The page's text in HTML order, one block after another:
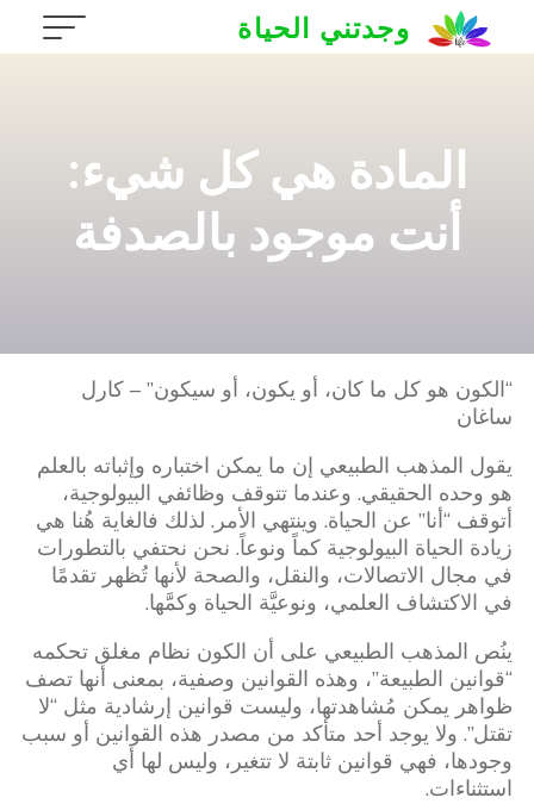
وجدتني الحياة
المادة هي كل شيء:
أنت موجود بالصدفة
“الكون هو كل ما كان، أو يكون، أو سيكون” – كارل
ساغان
يقول المذهب الطبيعي إن ما يمكن اختباره وإثباته بالعلم
هو وحده الحقيقي. وعندما تتوقف وظائفي البيولوجية،
أتوقف “أنا” عن الحياة. وينتهي الأمر. لذلك فالغاية هُنا هي
زيادة الحياة البيولوجية كماً ونوعاً. نحن نحتفي بالتطورات
في مجال الاتصالات، والنقل، والصحة لأنها تُظهر تقدمًا
في الاكتشاف العلمي، ونوعيَّة الحياة وكمَّها.
ينُص المذهب الطبيعي على أن الكون نظام مغلق تحكمه
“قوانين الطبيعة”، وهذه القوانين وصفية، بمعنى أنها تصف
ظواهر يمكن مُشاهدتها، وليست قوانين إرشادية مثل “لا
تقتل”. ولا يوجد أحد متأكد من مصدر هذه القوانين أو سبب
وجودها، فهي قوانين ثابتة لا تتغير، وليس لها أي
استثناءات.